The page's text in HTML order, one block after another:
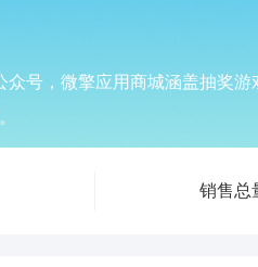
号，微擎应用商城涵盖抽奖
销售总